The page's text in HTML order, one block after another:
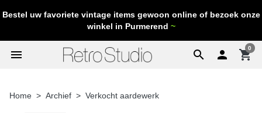
Bestel uw favoriete vintage items gewoon online of bezoek onze
winkel in Purmerend ~
search
menu  shopping_cart
0
Home Archief Verkocht aardewerk